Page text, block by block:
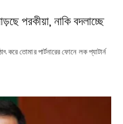
নাকি বদলাচ্ছে
পার্টনারের ফোনে লক প্যাটার্ন